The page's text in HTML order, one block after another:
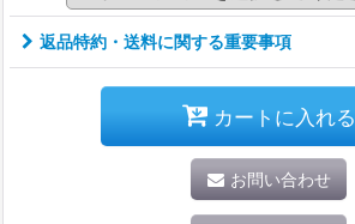
返品特約・送料に関する重要事項
カートに入れる
お問い合わせ